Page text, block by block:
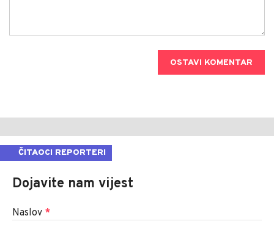
OSTAVI KOMENTAR
ČITAOCI REPORTERI
Dojavite nam vijest
Naslov *